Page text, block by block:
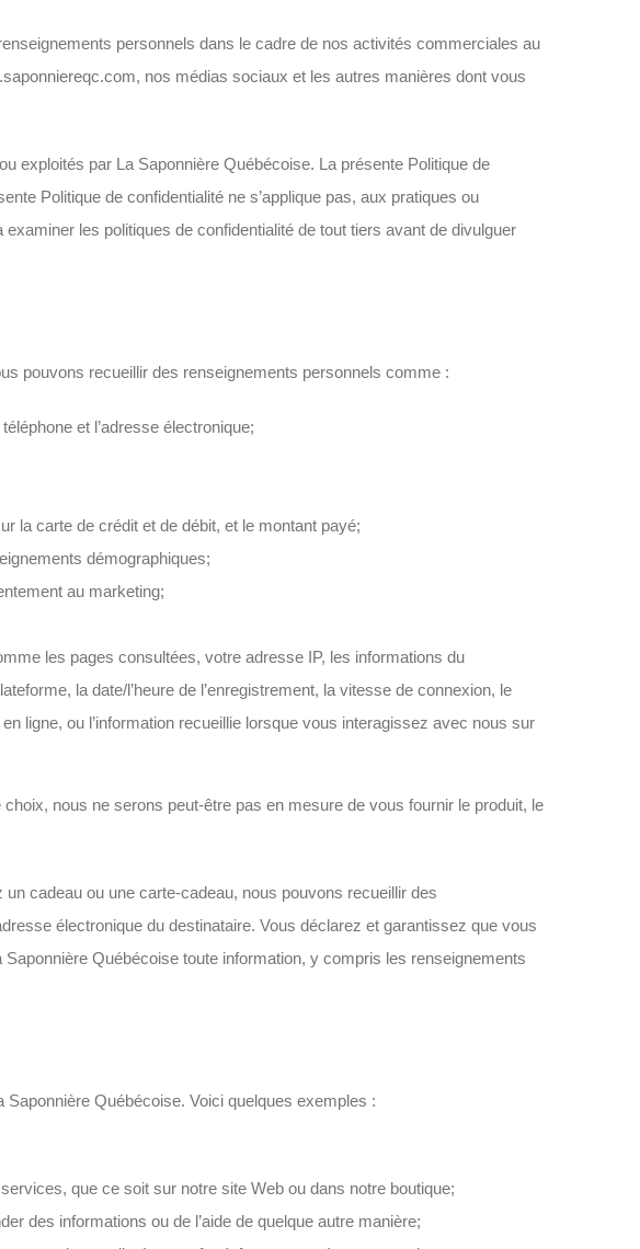
personnels dans le cadre de nos activités commerciales au
nos médias sociaux et les autres manières dont vous
exploités par La Saponnière Québécoise. La présente Politique de
Politique de confidentialité ne s’applique pas, aux pratiques ou
les politiques de confidentialité de tout tiers avant de divulguer
pouvons recueillir des renseignements personnels comme :
et l’adresse électronique;
la carte de crédit et de débit, et le montant payé;
démographiques;
au marketing;
les pages consultées, votre adresse IP, les informations du
la date/l’heure de l’enregistrement, la vitesse de connexion, le
ligne, ou l’information recueillie lorsque vous interagissez avec nous sur
nous ne serons peut-être pas en mesure de vous fournir le produit, le
cadeau ou une carte-cadeau, nous pouvons recueillir des
électronique du destinataire. Vous déclarez et garantissez que vous
Québécoise toute information, y compris les renseignements
Québécoise. Voici quelques exemples :
que ce soit sur notre site Web ou dans notre boutique;
des informations ou de l’aide de quelque autre manière;